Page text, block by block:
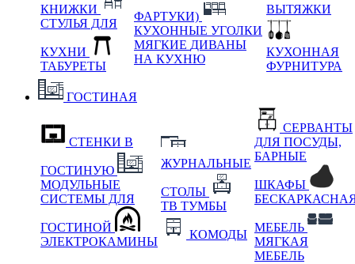
КНИЖКИ
СТУЛЬЯ ДЛЯ
КУХНИ
ТАБУРЕТЫ
ФАРТУКИ)
КУХОННЫЕ УГОЛКИ
МЯГКИЕ ДИВАНЫ
НА КУХНЮ
ВЫТЯЖКИ
КУХОННАЯ
ФУРНИТУРА
ГОСТИНАЯ
СТЕНКИ В
ГОСТИНУЮ
МОДУЛЬНЫЕ
СИСТЕМЫ ДЛЯ
ГОСТИНОЙ
ЭЛЕКТРОКАМИНЫ
ЖУРНАЛЬНЫЕ
СТОЛЫ
ТВ ТУМБЫ
КОМОДЫ
СЕРВАНТЫ
ДЛЯ ПОСУДЫ,
БАРНЫЕ
ШКАФЫ
МЕБЕЛЬ
МЯГКАЯ
МЕБЕЛЬ